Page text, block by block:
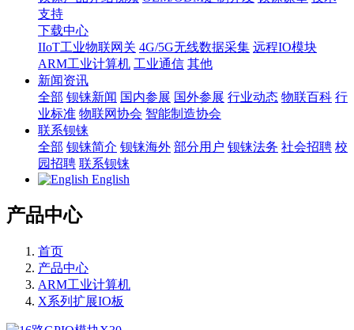
支持
下载中心
IIoT工业物联网关 4G/5G无线数据采集 远程IO模块
ARM工业计算机 工业通信 其他
新闻资讯
全部 钡铼新闻 国内参展 国外参展 行业动态 物联百科 行
业标准 物联网协会 智能制造协会
联系钡铼
全部 钡铼简介 钡铼海外 部分用户 钡铼法务 社会招聘 校
园招聘 联系钡铼
English
产品中心
首页
产品中心
ARM工业计算机
X系列扩展IO板